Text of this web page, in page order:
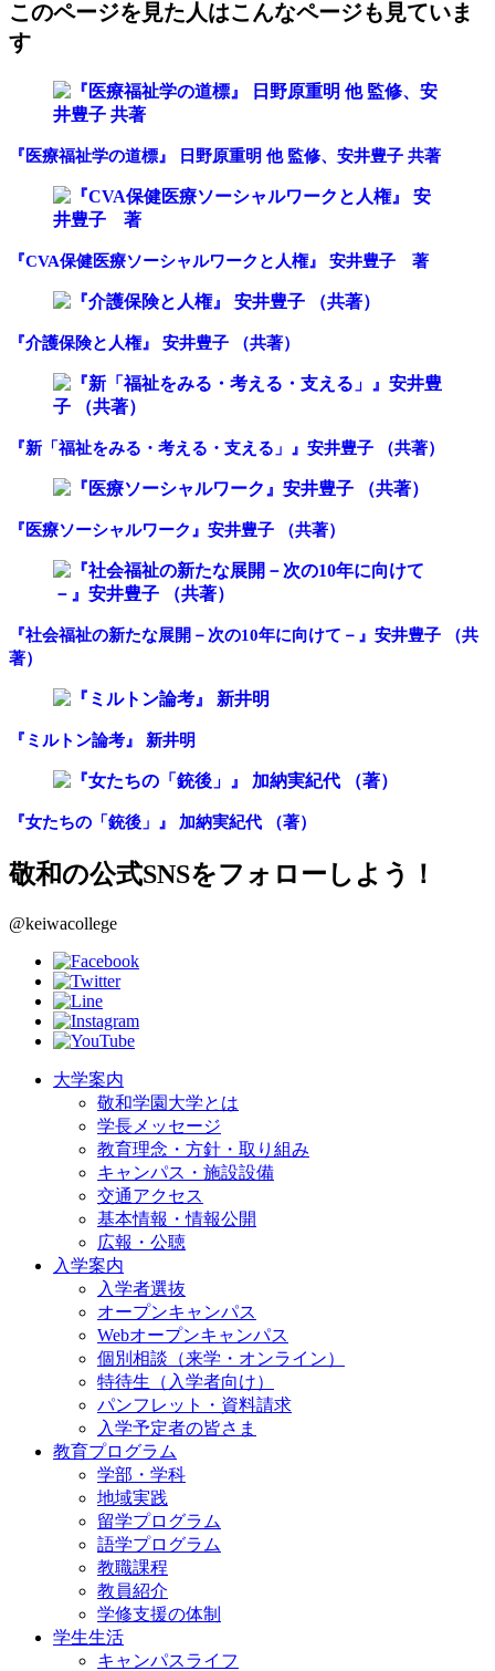
このページを見た人はこんなページも見ていま
す
『医療福祉学の道標』 日野原重明 他 監修、安井豊子 共著
『CVA保健医療ソーシャルワークと人権』 安井豊子 著
『介護保険と人権』 安井豊子 （共著）
『新「福祉をみる・考える・支える」』安井豊子 （共著）
『医療ソーシャルワーク』安井豊子 （共著）
『社会福祉の新たな展開－次の10年に向けて－』安井豊子 （共
著）
『ミルトン論考』 新井明
『女たちの「銃後」』 加納実紀代 （著）
敬和の公式SNSをフォローしよう！
@keiwacollege
大学案内
敬和学園大学とは
学長メッセージ
教育理念・方針・取り組み
キャンパス・施設設備
交通アクセス
基本情報・情報公開
広報・公聴
入学案内
入学者選抜
オープンキャンパス
Webオープンキャンパス
個別相談（来学・オンライン）
特待生（入学者向け）
パンフレット・資料請求
入学予定者の皆さま
教育プログラム
学部・学科
地域実践
留学プログラム
語学プログラム
教職課程
教員紹介
学修支援の体制
学生生活
キャンパスライフ